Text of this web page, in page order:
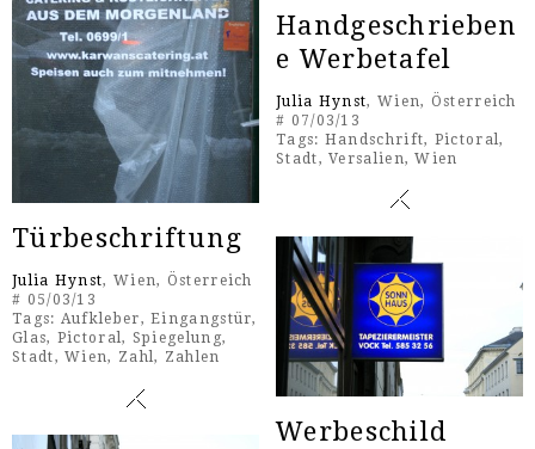
Handgeschrieben
e Werbetafel
Julia Hynst, Wien, Österreich
# 07/03/13
Tags: Handschrift, Pictoral,
Stadt,Versalien,Wien
Türbeschriftung
Julia Hynst, Wien, Österreich
# 05/03/13
Tags: Aufkleber,Eingangstür,
Glas, Pictoral, Spiegelung,
Stadt,Wien, Zahl, Zahlen
Werbeschild